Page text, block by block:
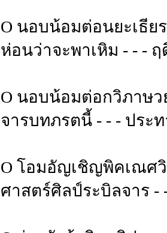
O นอบน้อมต่อนยะเธีย
ห่อนว่าจะพาเหิม - - - ฤ
O นอบน้อมต่อกวิภาษ
จารบทภรตนี้ - - - ประ
O โอมอัญเชิญพิคเณศ
ศาสตร์ศิลป์ระบิลจาร -